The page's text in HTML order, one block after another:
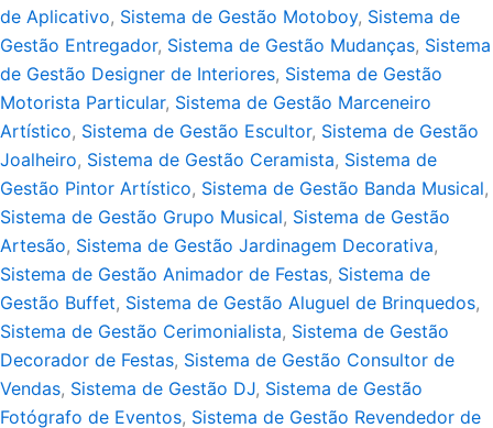
de Aplicativo, Sistema de Gestão Motoboy, Sistema de
Gestão Entregador, Sistema de Gestão Mudanças, Sistema
de Gestão Designer de Interiores, Sistema de Gestão
Motorista Particular, Sistema de Gestão Marceneiro
Artístico, Sistema de Gestão Escultor, Sistema de Gestão
Joalheiro, Sistema de Gestão Ceramista, Sistema de
Gestão Pintor Artístico, Sistema de Gestão Banda Musical,
Sistema de Gestão Grupo Musical, Sistema de Gestão
Artesão, Sistema de Gestão Jardinagem Decorativa,
Sistema de Gestão Animador de Festas, Sistema de
Gestão Buffet, Sistema de Gestão Aluguel de Brinquedos,
Sistema de Gestão Cerimonialista, Sistema de Gestão
Decorador de Festas, Sistema de Gestão Consultor de
Vendas, Sistema de Gestão DJ, Sistema de Gestão
Fotógrafo de Eventos, Sistema de Gestão Revendedor de